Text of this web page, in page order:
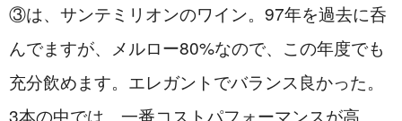
③は、サンテミリオンのワイン。97年を過去に呑
んでますが、メルロー80%なので、この年度でも
充分飲めます。エレガントでバランス良かった。
3本の中では、一番コストパフォーマンスが高